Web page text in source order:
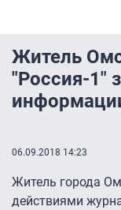
Житель
"Россия-1"
06.09.2018 14:23
Житель города
действиями